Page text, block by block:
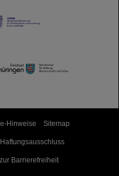
Hinweise Sitemap
Haftungsausschluss
Barrierefreiheit